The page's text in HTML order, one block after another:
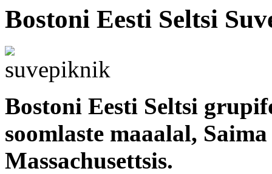
Bostoni Eesti Seltsi
Bostoni Eesti Seltsi
soomlaste maaalal,
Massachusettsis.